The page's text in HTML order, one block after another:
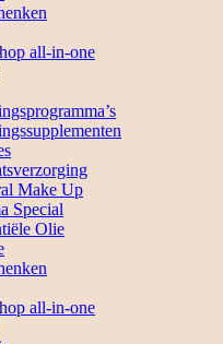
all-in-one
Make Up
Special
Olie
all-in-one